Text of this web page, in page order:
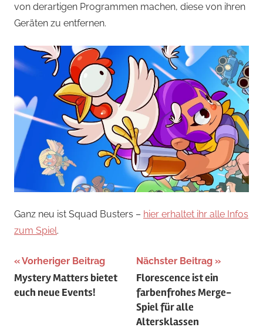
von derartigen Programmen machen, diese von ihren
Geräten zu entfernen.
Ganz neu ist Squad Busters – hier erhaltet ihr alle Infos
zum Spiel.
Beitragsnavigation
Vorheriger Beitrag
Mystery Matters bietet
euch neue Events!
Nächster Beitrag
Florescence ist ein
farbenfrohes Merge-
Spiel für alle
Altersklassen